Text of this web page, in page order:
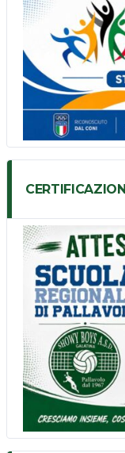
CERTIFICAZIONI